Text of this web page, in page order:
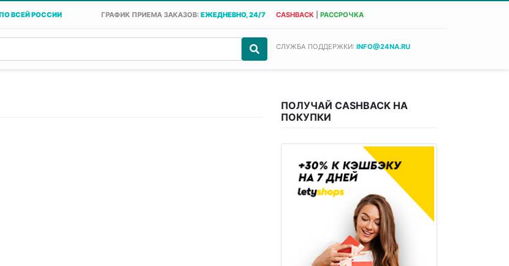
ВСЕЙ РОССИИ ГРАФИК ПРИЕМА ЗАКАЗОВ: ЕЖЕДНЕВНО, 24/7 CASHBACK| РАССРОЧКА
СЛУЖБА ПОДДЕРЖКИ: INFO@24NA.RU
ПОЛУЧАЙ CASHBACK НА
ПОКУПКИ